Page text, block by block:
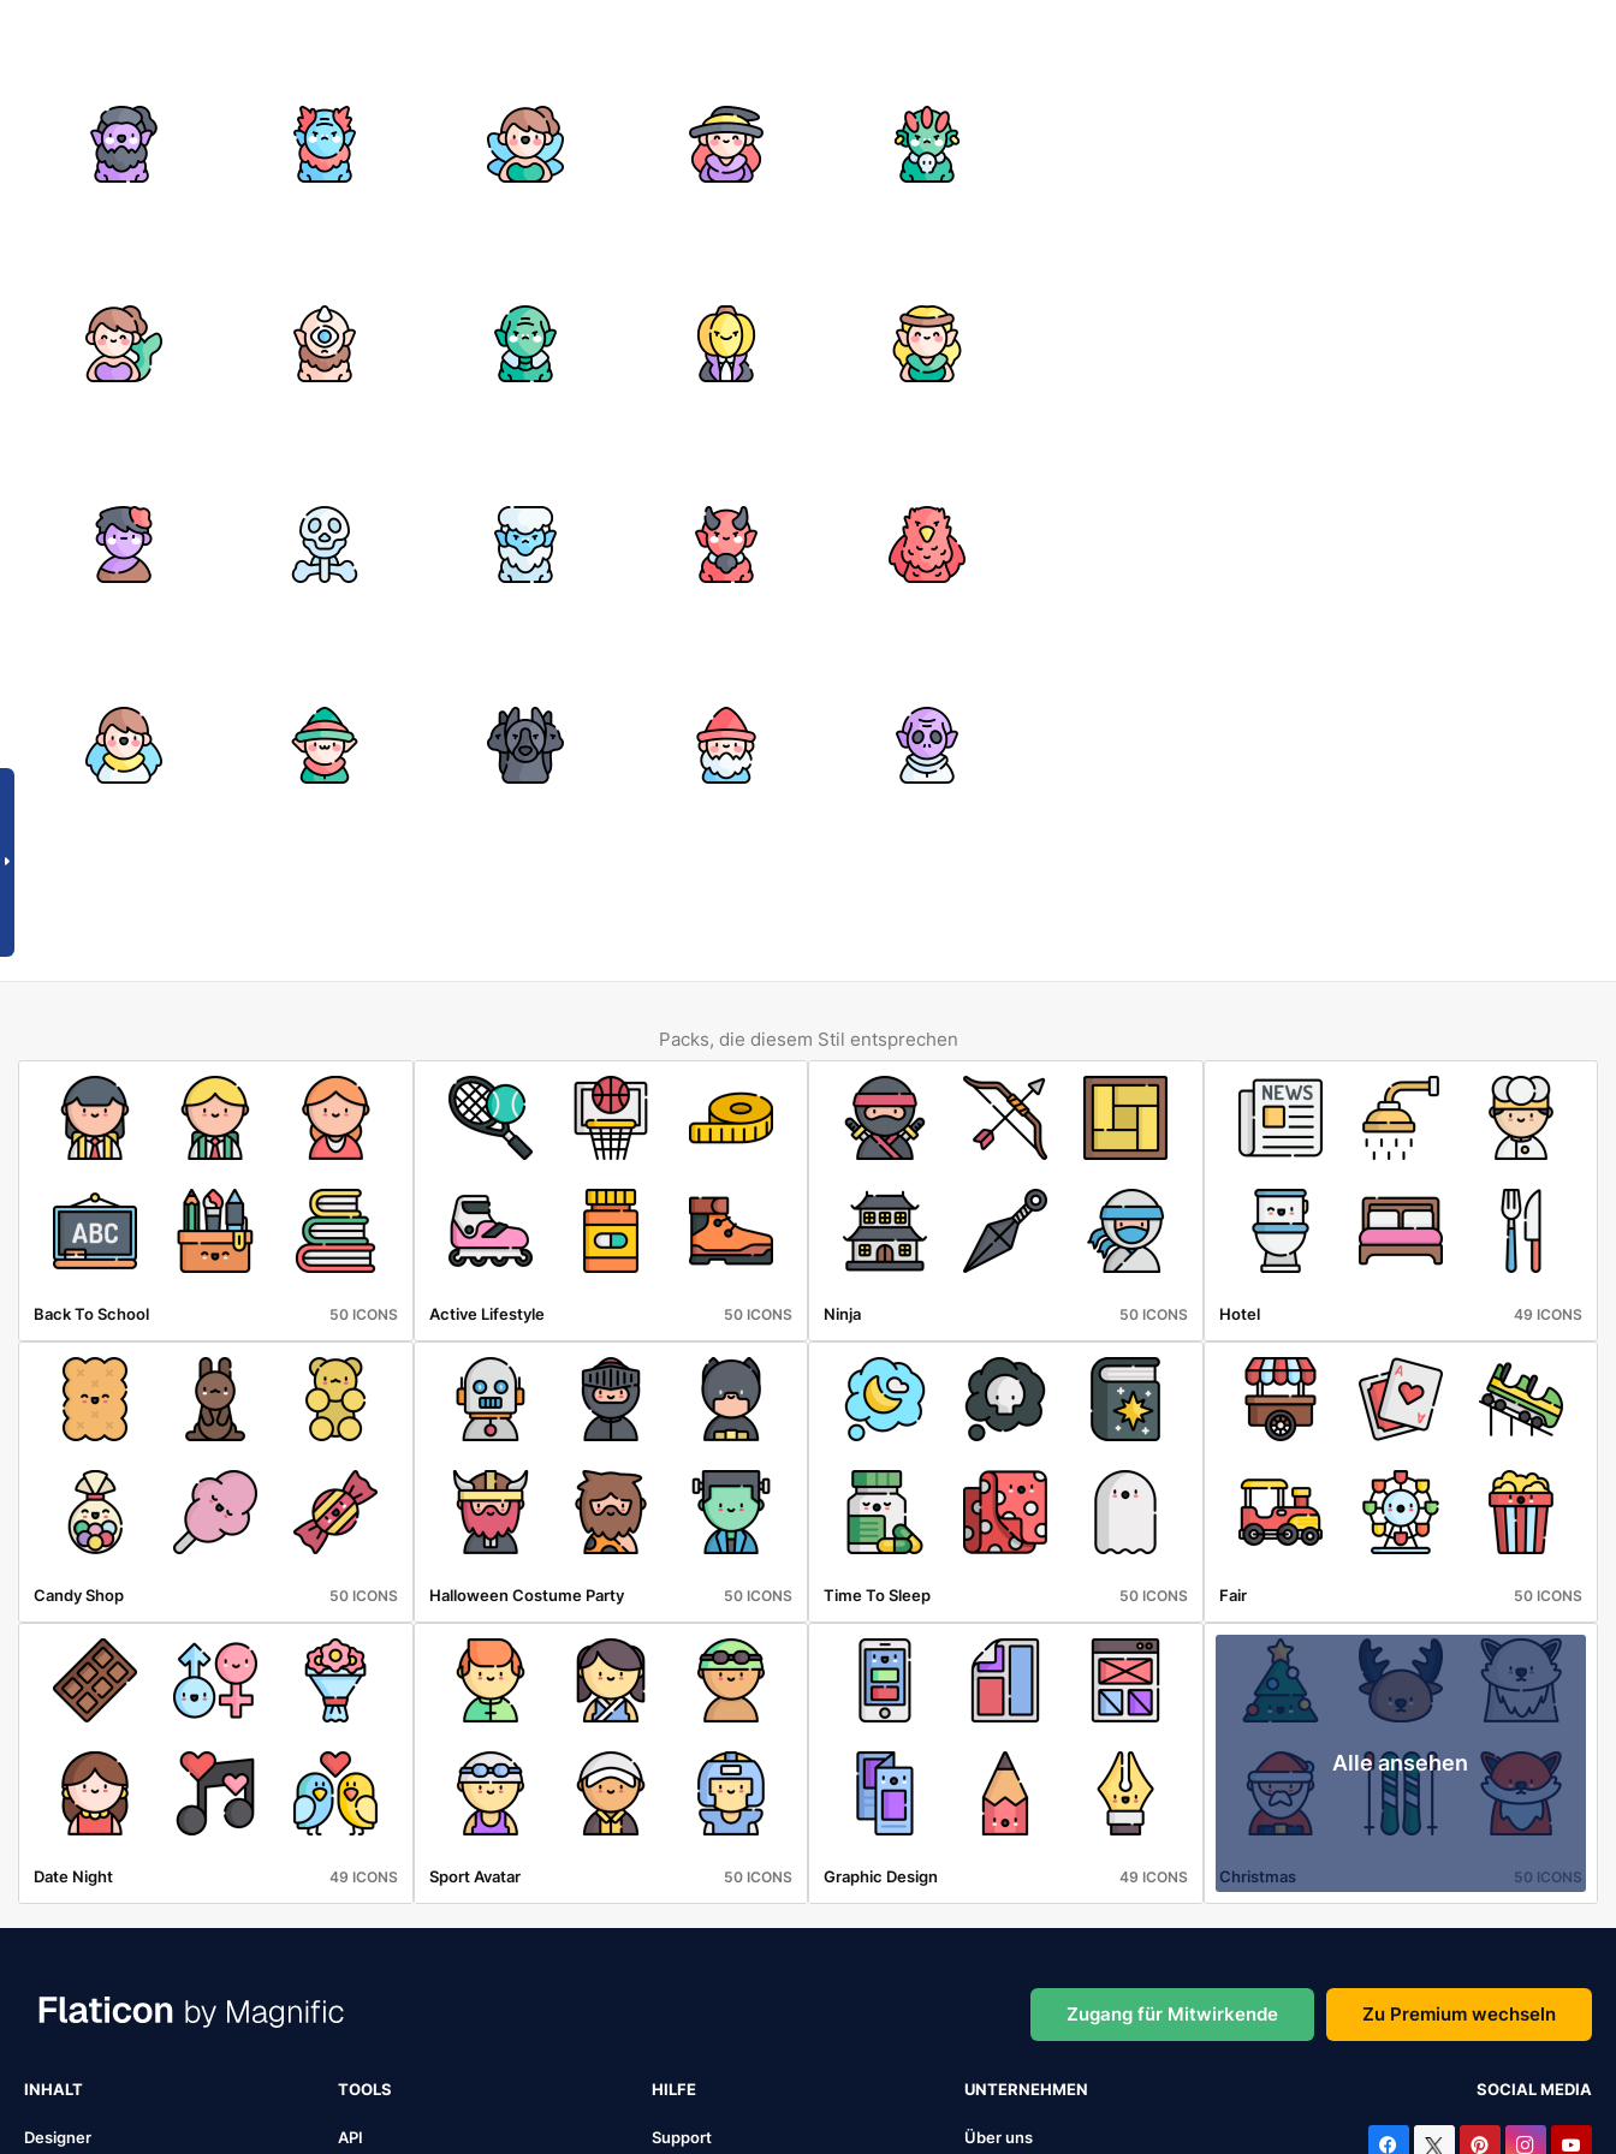
Packs, die diesem Stil entsprechen
Back To School 50 ICONS Active Lifestyle 50 ICONS Ninja 50 ICONS Hotel 49 ICONS
Candy Shop 50 ICONS Halloween Costume Party 50 ICONS Time To Sleep 50 ICONS Fair 50 ICONS
Date Night 49 ICONS Sport Avatar 50 ICONS Graphic Design 49 ICONS
Alle ansehen
Christmas 50 ICONS
Zugang für Mitwirkende Zu Premium wechseln
INHALT
Designer
TOOLS
API
HILFE
Support
UNTERNEHMEN
Über uns
SOCIAL MEDIA